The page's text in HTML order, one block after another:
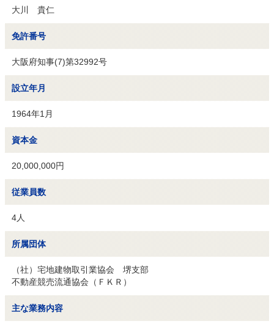
大川 貴仁
免許番号
大阪府知事(7)第32992号
設立年月
1964年1月
資本金
20,000,000円
従業員数
4人
所属団体
（社）宅地建物取引業協会　堺支部
不動産競売流通協会（ＦＫＲ）
主な業務内容